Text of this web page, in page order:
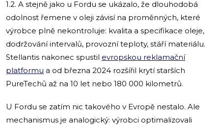
1.2. A stejně jako u Fordu se ukázalo, že dlouhodobá
odolnost řemene v oleji závisí na proměnných, které
výrobce plně nekontroluje: kvalita a specifikace oleje,
dodržování intervalů, provozní teploty, stáří materiálu.
Stellantis nakonec spustil evropskou reklamační
platformu a od března 2024 rozšířil krytí starších
PureTechů až na 10 let nebo 180 000 kilometrů.
U Fordu se zatím nic takového v Evropě nestalo. Ale
mechanismus je analogický: výrobci optimalizovali